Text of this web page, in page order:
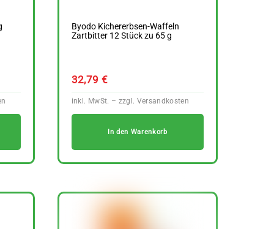
Byodo Kichererbsen-Waffeln
Zartbitter 12 Stück zu 65 g
32,79 €
In den Warenkorb